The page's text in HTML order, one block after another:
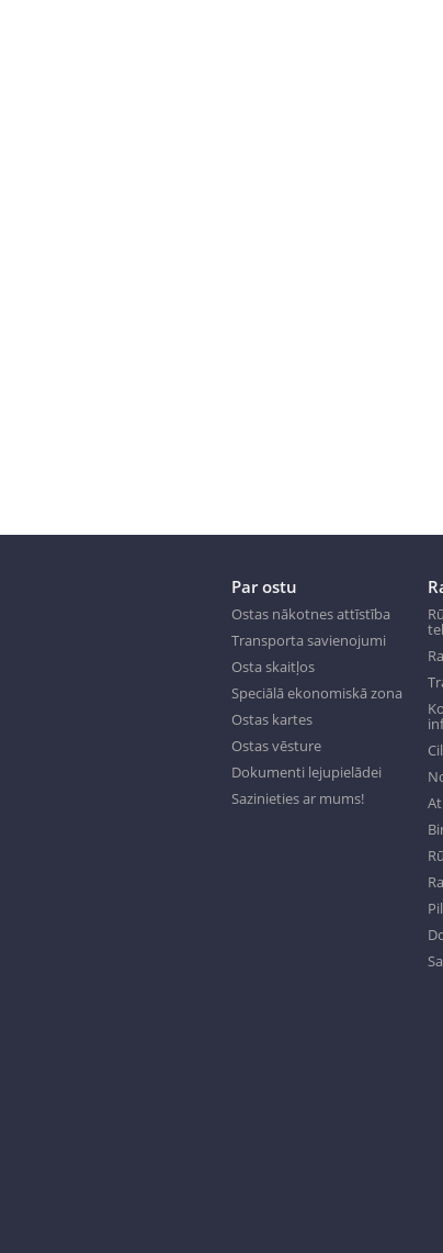
Par ostu
Ostas nākotnes attīstība
Transporta savienojumi
Osta skaitļos
Speciālā ekonomiskā zona
Ostas kartes
Ostas vēsture
Dokumenti lejupielādei
Sazinieties ar mums!